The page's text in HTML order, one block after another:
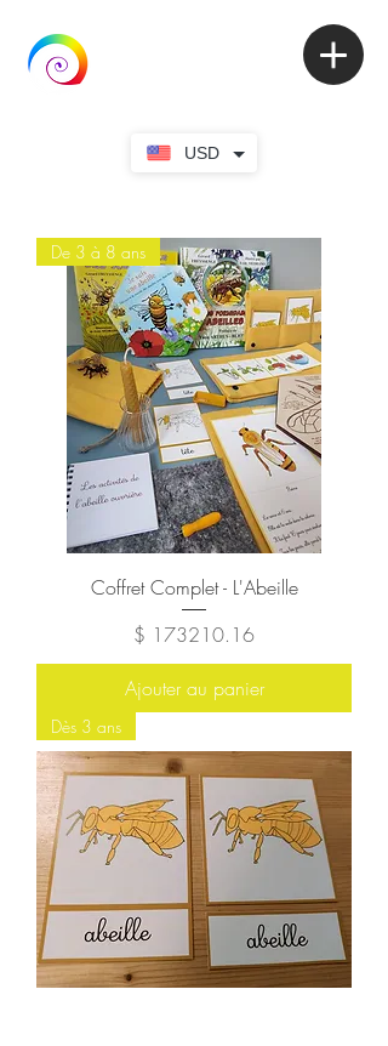
USD
De 3 à 8 ans
Coffret Complet - L'Abeille
Prix
$ 173210.16
Ajouter au panier
Dès 3 ans